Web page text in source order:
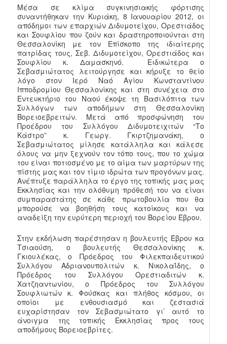
Μέσα σε κλίμα συγκινησιακής φόρτισης
συναντήθηκαν την Κυριάκη, 8 Ιανουαρίου 2012, οι
απόδημοι των επαρχιών Διδυμοτείχου, Ορεστιάδος
και Σουφλίου που ζούν και δραστηροποιούνται στη
Θεσσαλονίκη με τον Επίσκοπο της ιδιαίτερης
πατρίδας τους, Σεβ. Διδυμοτείχου, Ορεστιάδος και
Σουφλίου κ. Δαμασκηνό. Ειδικώτερα ο
Σεβασμιώτατος λειτούργησε και κήρυξε το θείο
λόγο στον Ιερό Ναό Αγίου Κωνσταντίνου
Ιπποδρομίου Θεσσαλονίκης και στη συνέχεια στο
Εντευκτήριο του Ναού έκοψε τη Βασιλόπιτα των
Συλλόγων των αποδήμων στη Θεσσαλονίκη
Βορειοεβρειτών. Μετά από προσφώνηση του
Προέδρου του Συλλόγου Διδυμοτειχιτών “Το
Κάστρο” κ. Γεωργ. Γκιρτζημανάκη, ο
Σεβασμιώτατος μίλησε κατάλληλα και κάλεσε
όλους να μην ξεχνούν τον τόπο τους, που το χώμα
του είναι ποτιοσμένο με το αίμα των μαρτύρων της
πίστης μας και τον τίμιο ιδρώτα των προγόνων μας.
Ανέπτυξε παράλληλα το έργο της τοπικής μας μας
Εκκλησίας και την ολόθυμη πρόθεσή του να είναι
συμπαραστάτης σε κάθε πρωτοβουλία που θα
μπορούσε να βοηθήση τους κατοίκους και να
αναδείξη την ευρύτερη περιοχή του Βορείου Έβρου.
Στην εκδήλωση παρέστησαν η βουλευτής Έβρου κα
Τσιαούση, ο βουλευτής Θεσσαλονίκης κ.
Γκιουλέκας, ο Πρόεδρος του Φιλεκπαιδευτικού
Συλλόγου Αδριανουπολιτών κ. Νικολαΐδης, ο
Πρόεδρος του Συλλόγου Ορεστιαδιτών κ.
Χατζηαντωνίου, ο Πρόεδρος του Συλλόγου
Σουφλιωτών κ. Φούσκας και πλήθος κόσμου, οι
οποίοι με ενθουσιασμό και ζεστασιά
ευχαρίστησαν τον Σεβασμιώτατο γι’ αυτό το
άνοιγμα της τοπικής Εκκλησίας προς τους
αποδήμους Βορειοεβρίτες.